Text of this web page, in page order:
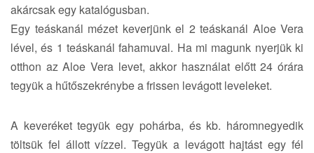
akárcsak egy katalógusban.
Egy teáskanál mézet keverjünk el 2 teáskanál Aloe Vera
lével, és 1 teáskanál fahamuval. Ha mi magunk nyerjük ki
otthon az Aloe Vera levet, akkor használat előtt 24 órára
tegyük a hűtőszekrénybe a frissen levágott leveleket.
A keveréket tegyük egy pohárba, és kb. háromnegyedik
töltsük fel állott vízzel. Tegyük a levágott hajtást egy fél